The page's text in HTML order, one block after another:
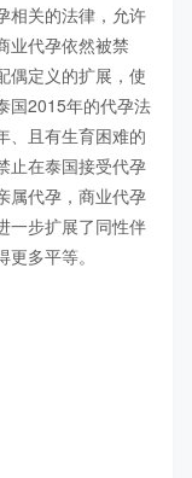
相关的法律，允许
业代孕依然被禁
偶定义的扩展，使
国2015年的代孕法
、且有生育困难的
止在泰国接受代孕
属代孕，商业代孕
一步扩展了同性伴
多平等。